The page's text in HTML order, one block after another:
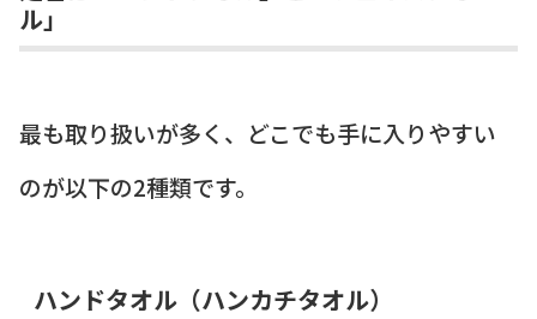
ル」
最も取り扱いが多く、どこでも手に入りやすい
のが以下の2種類です。
ハンドタオル（ハンカチタオル）